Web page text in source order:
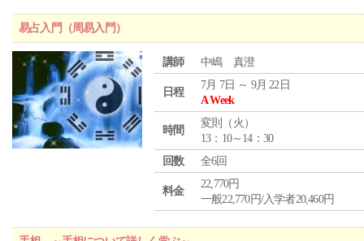
易占入門（周易入門）
講師 中嶋 真澄
日程
7月 7日 ～ 9月 22日
A Week
時間
変則（火）
13：10～14：30
回数
全6回
料金
22,770円
一般22,770円/入学者20,460円